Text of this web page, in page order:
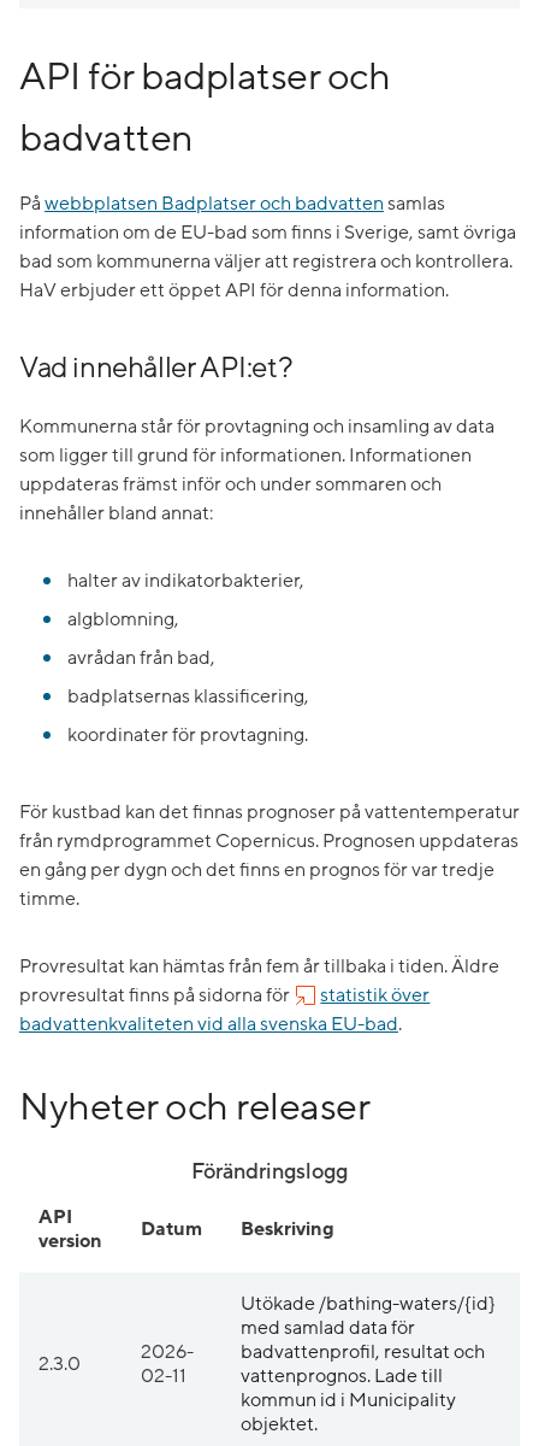
API för badplatser och
badvatten
På webbplatsen Badplatser och badvatten samlas
information om de EU-bad som finns i Sverige, samt övriga
bad som kommunerna väljer att registrera och kontrollera.
HaV erbjuder ett öppet API för denna information.
Vad innehåller API:et?
Kommunerna står för provtagning och insamling av data
som ligger till grund för informationen. Informationen
uppdateras främst inför och under sommaren och
innehåller bland annat:
halter av indikatorbakterier,
algblomning,
avrådan från bad,
badplatsernas klassificering,
koordinater för provtagning.
För kustbad kan det finnas prognoser på vattentemperatur
från rymdprogrammet Copernicus. Prognosen uppdateras
en gång per dygn och det finns en prognos för var tredje
timme.
Provresultat kan hämtas från fem år tillbaka i tiden. Äldre
provresultat finns på sidorna för
statistik över
badvattenkvaliteten vid alla svenska EU-bad.
Nyheter och releaser
Förändringslogg
API
version
Datum Beskriving
2.3.0
2026-
02-11
Utökade /bathing-waters/{id}
med samlad data för
badvattenprofil, resultat och
vattenprognos. Lade till
kommun id i Municipality
objektet.